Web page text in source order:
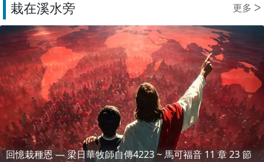
栽在溪水旁 更多 ᐳ
回憶栽種恩 — 梁日華牧師自傳4223 ~ 馬可福音 11 章 23 節